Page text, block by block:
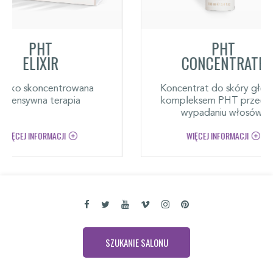
CONCENTRATE
Koncentrat do skóry głowy z
kompleksem PHT przeciwko
wypadaniu włosów.
WIĘCEJ INFORMACJI
SZUKANIE SALONU